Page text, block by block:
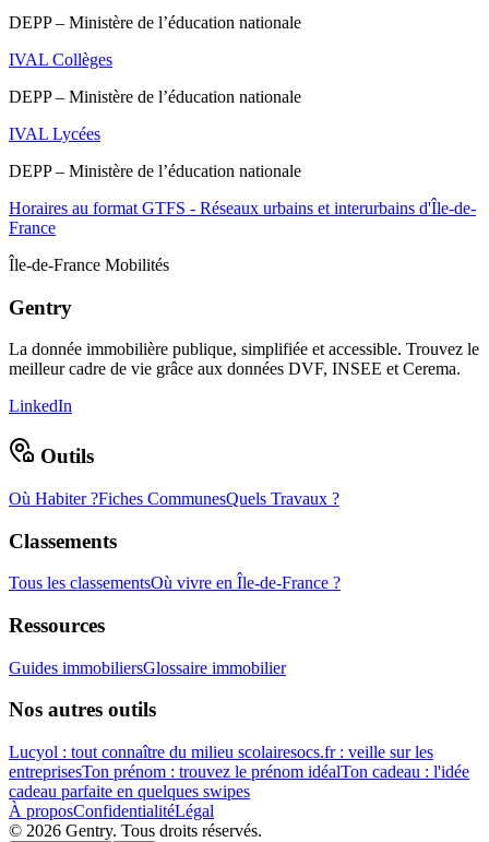
DEPP – Ministère de l’éducation nationale
IVAL Collèges
DEPP – Ministère de l’éducation nationale
IVAL Lycées
DEPP – Ministère de l’éducation nationale
Horaires au format GTFS - Réseaux urbains et interurbains d'Île-de-
France
Île-de-France Mobilités
Gentry
La donnée immobilière publique, simplifiée et accessible. Trouvez le
meilleur cadre de vie grâce aux données DVF, INSEE et Cerema.
LinkedIn
Outils
Où Habiter ?Fiches CommunesQuels Travaux ?
Classements
Tous les classementsOù vivre en Île-de-France ?
Ressources
Guides immobiliersGlossaire immobilier
Nos autres outils
Lucyol : tout connaître du milieu scolairesocs.fr : veille sur les
entreprisesTon prénom : trouvez le prénom idéalTon cadeau : l'idée
cadeau parfaite en quelques swipes
À proposConfidentialitéLégal
© 2026 Gentry. Tous droits réservés.